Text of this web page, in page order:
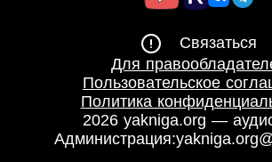
Связаться
Для
Пользовательское
Политика
2026 yakniga.org —
Администрация: